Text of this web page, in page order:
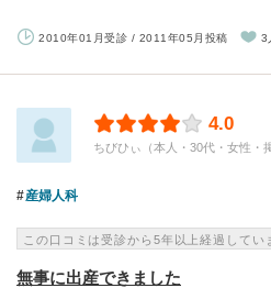
2010年01月受診 / 2011年05月投稿 3
4.0
ちびひぃ（本人・30代・女性・
産婦人科
この口コミは受診から5年以上経過してい
無事に出産できました